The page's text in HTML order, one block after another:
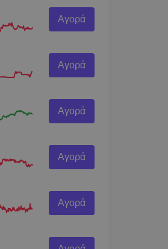
Αγορά
Αγορά
Αγορά
Αγορά
Αγορά